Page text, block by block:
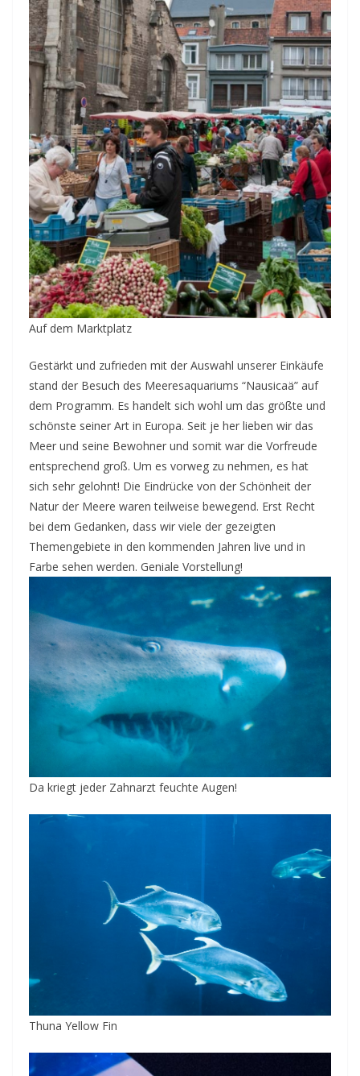
Auf dem Marktplatz
Gestärkt und zufrieden mit der Auswahl unserer Einkäufe
stand der Besuch des Meeresaquariums “Nausicaä” auf
dem Programm. Es handelt sich wohl um das größte und
schönste seiner Art in Europa. Seit je her lieben wir das
Meer und seine Bewohner und somit war die Vorfreude
entsprechend groß. Um es vorweg zu nehmen, es hat
sich sehr gelohnt! Die Eindrücke von der Schönheit der
Natur der Meere waren teilweise bewegend. Erst Recht
bei dem Gedanken, dass wir viele der gezeigten
Themengebiete in den kommenden Jahren live und in
Farbe sehen werden. Geniale Vorstellung!
Da kriegt jeder Zahnarzt feuchte Augen!
Thuna Yellow Fin